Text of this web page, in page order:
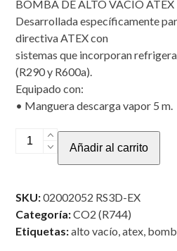
BOMBA DE ALTO VACÍO ATEX
Desarrollada específicamente
directiva ATEX con
sistemas que incorporan
(R290 y R600a).
Equipado con:
• Manguera descarga vapor 5 m.
BOMBA
ATEX
RS3D-
EX
Añadir al carrito
SKU:02002052 RS3D-EX
Categoría:CO2 (R744)
Etiquetas:alto vacío,atex,